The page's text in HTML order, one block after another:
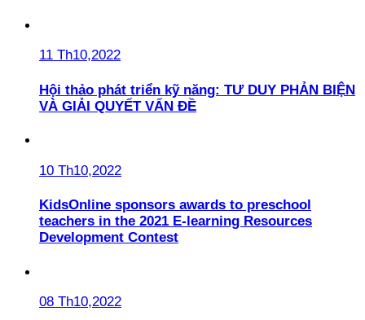
11 Th10,2022
Hội thảo phát triển kỹ năng: TƯ DUY PHẢN BIỆN
VÀ GIẢI QUYẾT VẤN ĐỀ
10 Th10,2022
KidsOnline sponsors awards to preschool
teachers in the 2021 E-learning Resources
Development Contest
08 Th10,2022